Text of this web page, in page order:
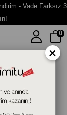
- Vade Farksız 3
0
×